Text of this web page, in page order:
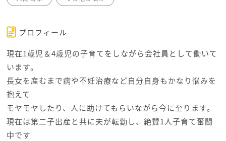
プロフィール
現在1歳児＆4歳児の子育てをしながら会社員として働いて
います。
長女を産むまで病や不妊治療など自分自身もかなり悩みを
抱えて
モヤモヤしたり、人に助けてもらいながら今に至ります。
現在は第二子出産と共に夫が転勤し、絶賛1人子育て奮闘
中です